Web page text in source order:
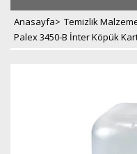
Anasayfa> Temizlik
Palex 3450-B İnter Köpük